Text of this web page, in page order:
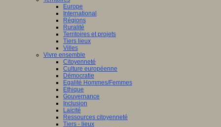
Europe
International
Régions
Ruralité
Territoires et projets
Tiers lieux
Villes
Vivre ensemble
Citoyenneté
Culture européenne
Démocratie
Egalité Hommes/Femmes
Ethique
Gouvernance
Inclusion
Laïcité
Ressources citoyenneté
Tiers - lieux